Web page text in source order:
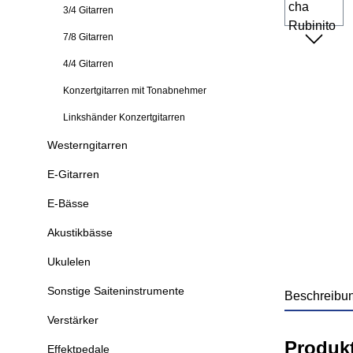
3/4 Gitarren
7/8 Gitarren
4/4 Gitarren
Konzertgitarren mit Tonabnehmer
Linkshänder Konzertgitarren
Westerngitarren
E-Gitarren
E-Bässe
Akustikbässe
Ukulelen
Sonstige Saiteninstrumente
Verstärker
Effektpedale